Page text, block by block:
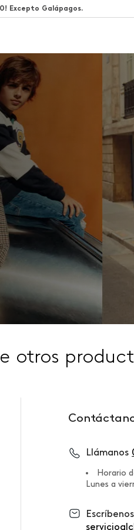
Excepto Galápagos.
otros
Llámanos
Horario
Lunes a